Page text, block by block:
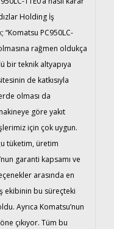
Holding İş
“Komatsu PC950LC-
rağmen oldukça
bir teknik altyapıya
de katkısıyla
olması da
göre yakıt
için çok uygun.
tüketim, üretim
garanti kapsamı ve
arasında en
ekibinin bu süreçteki
Ayrıca Komatsu’nun
çıkıyor. Tüm bu